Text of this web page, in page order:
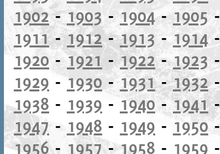
1902-1903 - 1904-1905
1911-1912-1913 -1914
1920 -1921-1922-1923
1929 -1930-1931-1932
1938 - 1939 - 1940-1941
1947- 1948 - 1949 - 1950
1956- 1957-1958 - 1959